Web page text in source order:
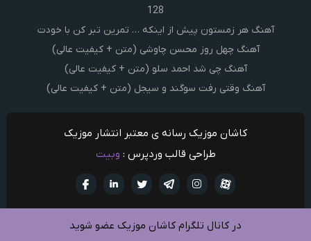
128
آهنگ هر زمستون پیش از اینکه … تمرین تبر کن با خودت
آهنگ چهل روز محسن چاوشی (متن + کیفیت عالی)
آهنگ چی شد احمد سلو (متن + کیفیت عالی)
آهنگ وقتی رفت سوگند و سیجل (متن + کیفیت عالی)
کاشان موزیک رسانه ی معتبر انتشار موزیک
طراحی قالب وردپرس : وبیت
تويتر تلگرام
اینستاگرام آپارات
در کانال تلگرام کاشان موزیک عضو شوید